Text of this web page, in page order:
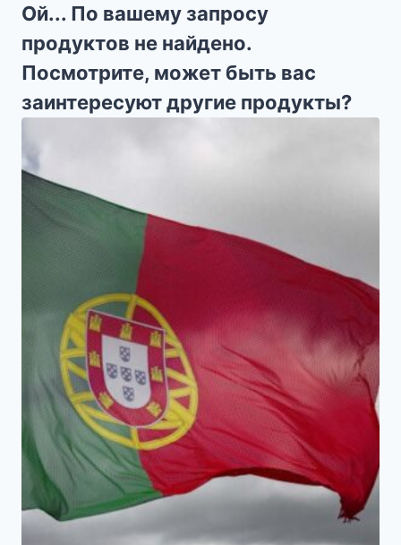
Ой... По вашему запросу
продуктов не найдено.
Посмотрите, может быть вас
заинтересуют другие продукты?